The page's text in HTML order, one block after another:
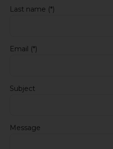
Last name (*)
Email (*)
Subject
Message